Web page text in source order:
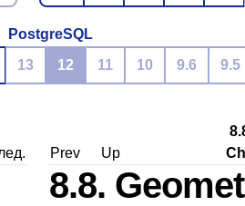
PostgreSQL
13 12 11 10 9.6 9.5
Prev
Up
8.8.